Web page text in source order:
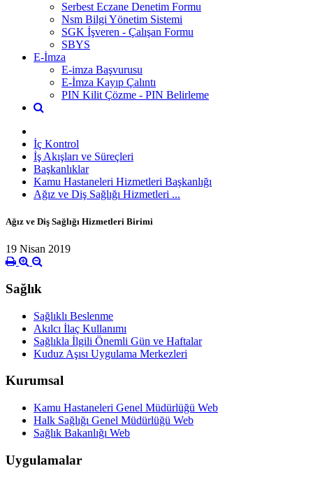
Serbest Eczane Denetim Formu
Nsm Bilgi Yönetim Sistemi
SGK İşveren - Çalışan Formu
SBYS
E-İmza
E-imza Başvurusu
E-İmza Kayıp Çalıntı
PIN Kilit Çözme - PIN Belirleme
İç Kontrol
İş Akışları ve Süreçleri
Başkanlıklar
Kamu Hastaneleri Hizmetleri Başkanlığı
Ağız ve Diş Sağlığı Hizmetleri ...
Ağız ve Diş Sağlığı Hizmetleri Birimi
19 Nisan 2019
Sağlık
Sağlıklı Beslenme
Akılcı İlaç Kullanımı
Sağlıkla İlgili Önemli Gün ve Haftalar
Kuduz Aşısı Uygulama Merkezleri
Kurumsal
Kamu Hastaneleri Genel Müdürlüğü Web
Halk Sağlığı Genel Müdürlüğü Web
Sağlık Bakanlığı Web
Uygulamalar